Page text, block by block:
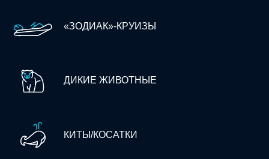
«ЗОДИАК»-КРУИЗЫ
ДИКИЕ ЖИВОТНЫЕ
КИТЫ/КОСАТКИ